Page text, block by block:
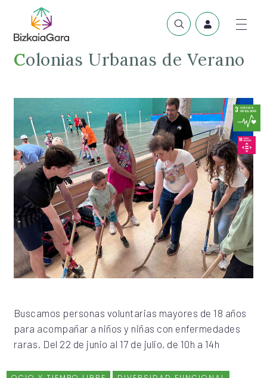
Colonias Urbanas de Verano
Buscamos personas voluntarias mayores de 18 años
para acompañar a niños y niñas con enfermedades
raras. Del 22 de junio al 17 de julio, de 10h a 14h